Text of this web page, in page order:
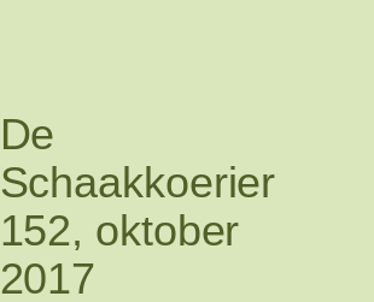
De
Schaakkoerier
152, oktober
2017